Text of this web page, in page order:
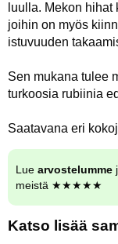
luulla. Mekon
joihin on myös
istuvuuden
Sen mukana tulee
turkoosia rubiinia
Saatavana eri
Lue arvostelumme
meistä ★★★★★
Katso lisää